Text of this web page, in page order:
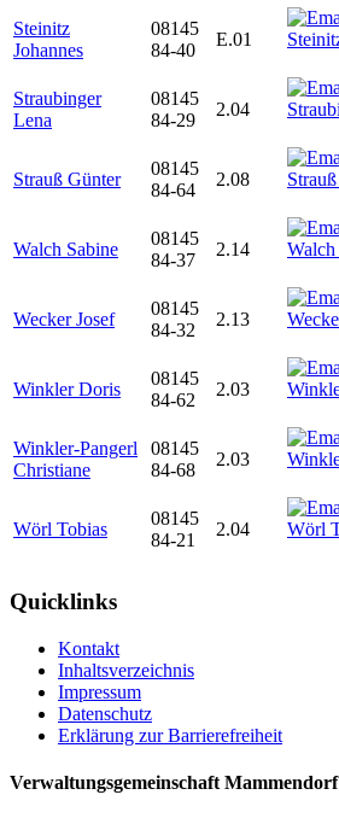
Steinitz
Johannes
08145
84-40
E.01
Straubinger
Lena
08145
84-29
2.04
Strauß Günter
08145
84-64
2.08
Walch Sabine
08145
84-37
2.14
Wecker Josef
08145
84-32
2.13
Winkler Doris
08145
84-62
2.03
Winkler-Pangerl
Christiane
08145
84-68
2.03
Wörl Tobias
08145
84-21
2.04
Quicklinks
Kontakt
Inhaltsverzeichnis
Impressum
Datenschutz
Erklärung zur Barrierefreiheit
Verwaltungsgemeinschaft Mammendorf